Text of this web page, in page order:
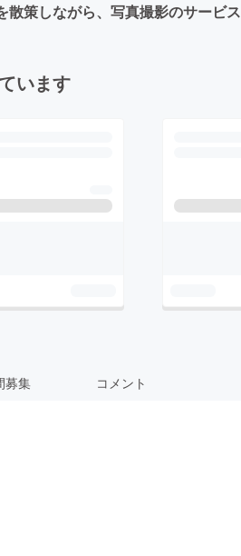
策しながら、写真撮影のサービス
います
募集 コメント